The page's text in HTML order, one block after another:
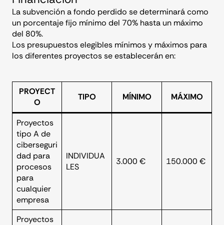
La subvención a fondo perdido se determinará como
un porcentaje fijo mínimo del 70% hasta un máximo
del 80%.
Los presupuestos elegibles mínimos y máximos para
los diferentes proyectos se establecerán en:
PROYECT
O
TIPO MÍNIMO MÁXIMO
Proyectos
tipo A de
ciberseguri
dad para
procesos
para
cualquier
empresa
INDIVIDUA
LES
3.000 € 150.000 €
Proyectos